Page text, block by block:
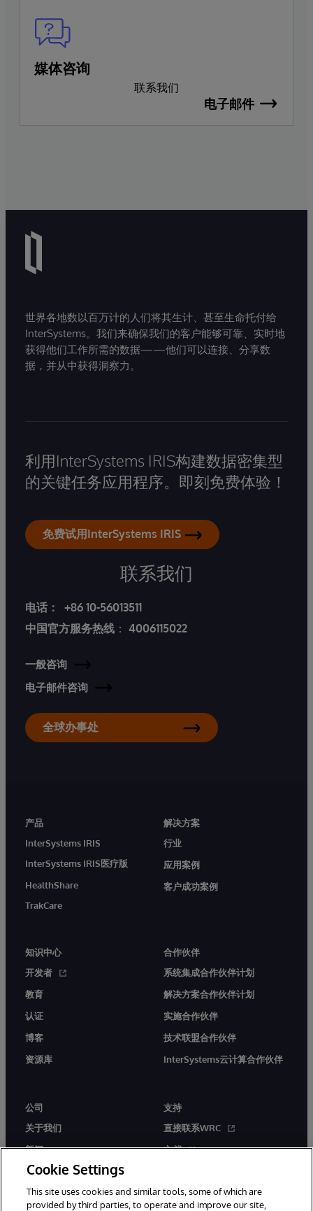
媒体咨询
联系我们
电子邮件
世界各地数以百万计的人们将其生计、甚至生命托付给
InterSystems。我们来确保我们的客户能够可靠、实时地
获得他们工作所需的数据——他们可以连接、分享数
据，并从中获得洞察力。
利用InterSystems IRIS构建数据密集型
的关键任务应用程序。即刻免费体验！
免费试用InterSystems IRIS
联系我们
电话：
+86 10-56013511
中国官方服务热线 ： 4006115022
一般咨询
电子邮件咨询
全球办事处
产品
InterSystems IRIS
InterSystems IRIS医疗版
HealthShare
TrakCare
解决方案
行业
应用案例
客户成功案例
知识中心
开发者
教育
认证
博客
资源库
合作伙伴
系统集成合作伙伴计划
解决方案合作伙伴计划
实施合作伙伴
技术联盟合作伙伴
InterSystems云计算合作伙伴
公司
关于我们
新闻
活动
工作机会
支持
直接联系WRC
文档
Cookie Settings
This site uses cookies and similar tools, some of which are
provided by third parties, to operate and improve our site,